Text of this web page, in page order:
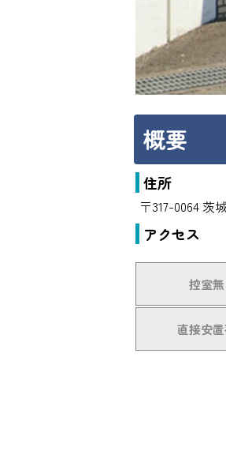
概要
住所
〒317-0064 茨
アクセス
控室
直接安